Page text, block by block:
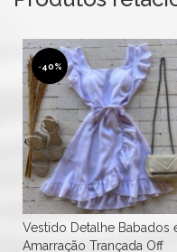
-40%
Vestido Detalhe Babados
Amarração Trançada Off